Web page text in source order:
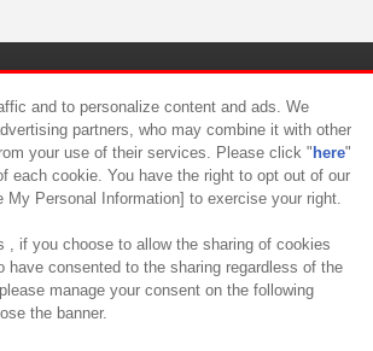
について カスタマーハラスメント対応方針
and to personalize content and ads. We
partners, who may combine it with other
your use of their services. Please click " here"
each cookie. You have the right to opt out of our
Personal Information] to exercise your right.
, if you choose to allow the sharing of cookies
have consented to the sharing regardless of the
manage your consent on the following
the banner.